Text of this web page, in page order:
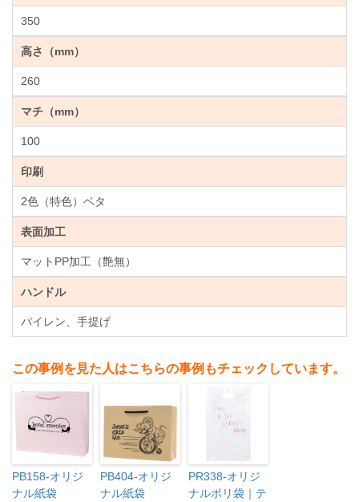
350
高さ（mm）
260
マチ（mm）
100
印刷
2色（特色）ベタ
表面加工
マットPP加工（艶無）
ハンドル
パイレン、手提げ
この事例を見た人はこちらの事例もチェックしています。
PB158-オリジ
ナル紙袋
PB404-オリジ
ナル紙袋
PR338-オリジ
ナルポリ袋｜テ